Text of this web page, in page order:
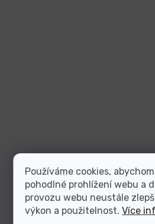
Používáme cookies,
pohodlné prohlížení webu a
provozu webu neustále
výkon a použitelnost.Více